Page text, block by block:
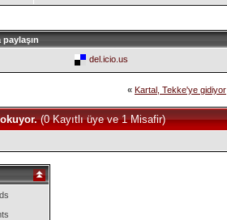
del.icio.us
« Kartal, Tekke'ye gidiyor
okuyor.(0 Kayıtlı üye ve 1 Misafir)